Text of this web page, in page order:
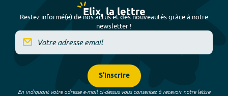
Elix, la lettre
Restez informé(e) de nos actus et des nouveautés grâce à notre
newsletter !
S'inscrire
En indiquant votre adresse e-mail ci-dessus vous consentez à recevoir notre lettre